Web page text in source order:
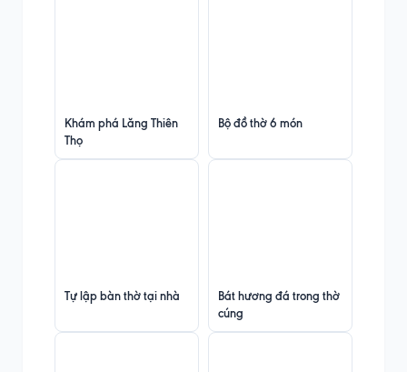
Khám phá Lăng Thiên
Thọ
Bộ đồ thờ 6 món
Tự lập bàn thờ tại nhà
Bát hương đá trong thờ
cúng